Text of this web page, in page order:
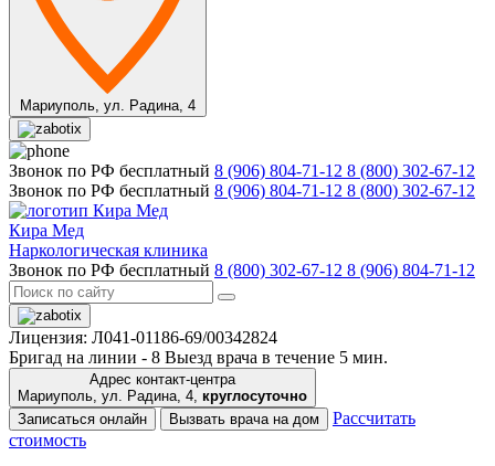
Мариуполь, ул. Радина, 4
Звонок по РФ бесплатный 8 (906) 804-71-12 8 (800) 302-67-12
Звонок по РФ бесплатный 8 (906) 804-71-12 8 (800) 302-67-12
Кира Мед
Наркологическая клиника
Звонок по РФ бесплатный 8 (800) 302-67-12 8 (906) 804-71-12
Лицензия: Л041-01186-69/00342824
Бригад на линии - 8 Выезд врача в течение 5 мин.
Адрес контакт-центра
Мариуполь, ул. Радина, 4, круглосуточно
Записаться онлайн
Вызвать врача на дом
Рассчитать
стоимость